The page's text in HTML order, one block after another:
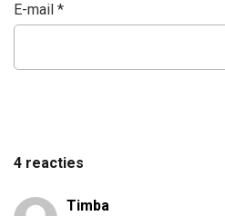
E-mail *
4 reacties
Timba